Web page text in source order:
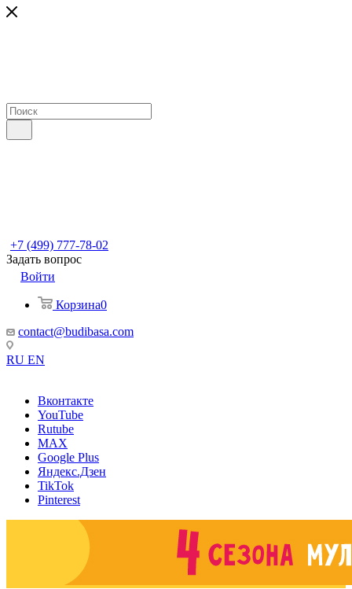
+7 (499) 777-78-02
Задать вопрос
Войти
Корзина0
contact@budibasa.com
RU EN
Вконтакте
YouTube
Rutube
MAX
Google Plus
Яндекс.Дзен
TikTok
Pinterest